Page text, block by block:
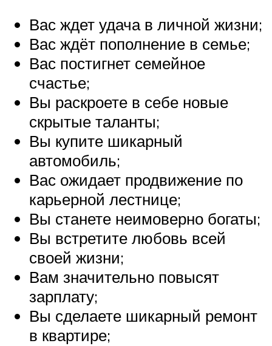
Вас ждет удача в личной жизни;
Вас ждёт пополнение в семье;
Вас постигнет семейное
счастье;
Вы раскроете в себе новые
скрытые таланты;
Вы купите шикарный
автомобиль;
Вас ожидает продвижение по
карьерной лестнице;
Вы станете неимоверно богаты;
Вы встретите любовь всей
своей жизни;
Вам значительно повысят
зарплату;
Вы сделаете шикарный ремонт
в квартире;